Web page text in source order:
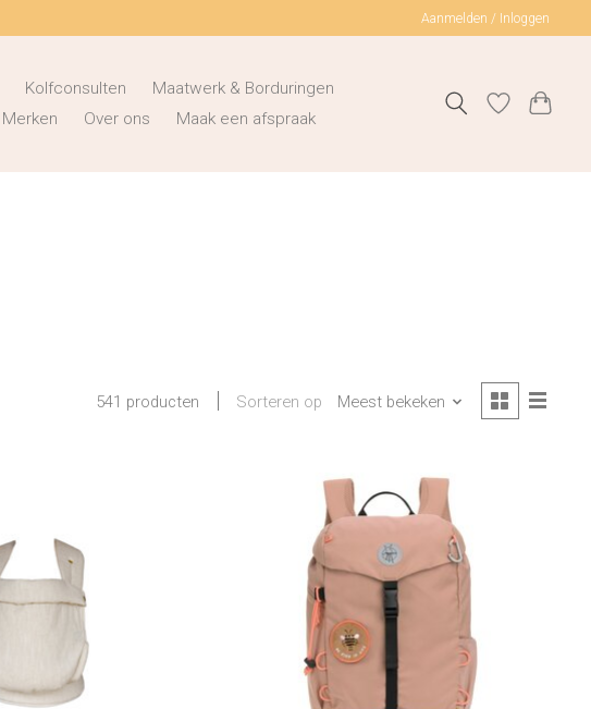
Aanmelden / Inloggen
Kolfconsulten
Maatwerk & Borduringen
Merken Over ons Maak een afspraak
541 producten Sorteren op Meest bekeken